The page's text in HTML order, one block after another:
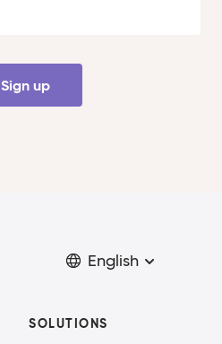
Sign up
English
SOLUTIONS